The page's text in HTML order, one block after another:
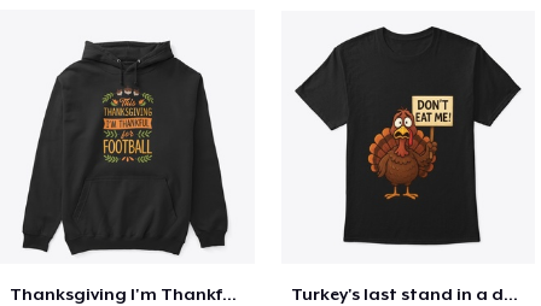
Thanksgiving I'm Thankful For Football Turkey's last stand in a design